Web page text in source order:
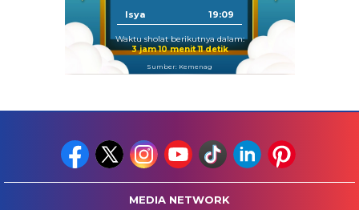
Isya 19:09
Waktu sholat berikutnya dalam:
3 jam 10 menit 11 detik
Sumber: Kemenag
MEDIA NETWORK